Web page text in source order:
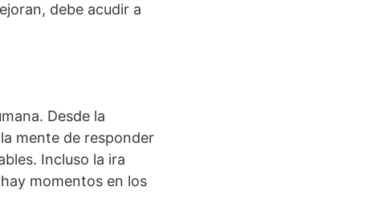
debe acudir a
Desde la
mente de responder
Incluso la ira
momentos en los